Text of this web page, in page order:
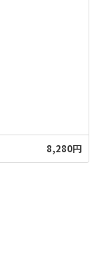
8,280円